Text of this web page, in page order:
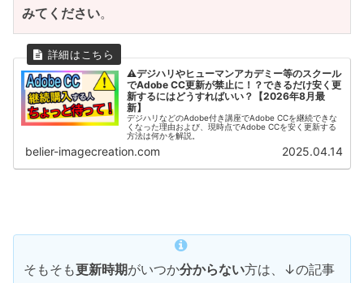
みてください。
⚠デジハリやヒューマンアカデミー等のスクール
でAdobe CC更新が禁止に！？できるだけ安く更
新するにはどうすればいい？【2026年8月最
新】
デジハリなどのAdobe付き講座でAdobe CCを継続できな
くなった理由および、現時点でAdobe CCを安く更新する
方法は何かを解説。
belier-imagecreation.com 2025.04.14
そもそも更新時期がいつか分からない方は、↓の記事